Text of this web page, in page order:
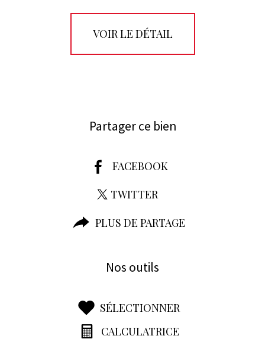
VOIR LE DÉTAIL
Partager ce bien
FACEBOOK
TWITTER
PLUS DE PARTAGE
Nos outils
SÉLECTIONNER
CALCULATRICE